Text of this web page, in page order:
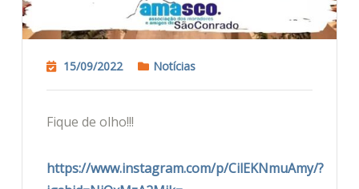
15/09/2022 Notícias
Fique de olho!!!
https://www.instagram.com/p/CilEKNmuAmy/?